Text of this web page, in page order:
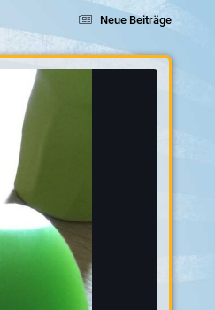
Neue Beiträge